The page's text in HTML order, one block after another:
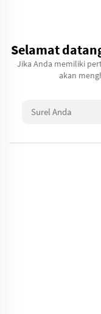
Selamat
Jika Anda memiliki
akan